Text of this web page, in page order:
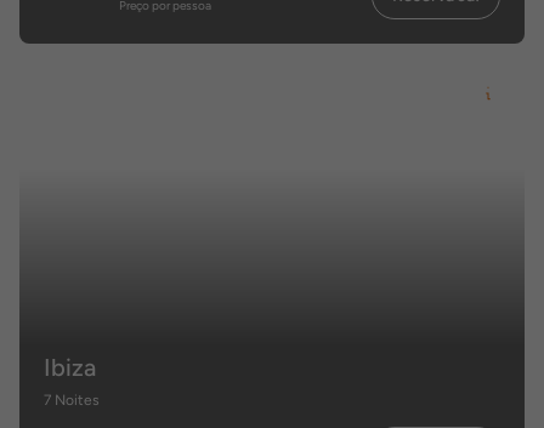
Preço por pessoa
Ibiza
7 Noites